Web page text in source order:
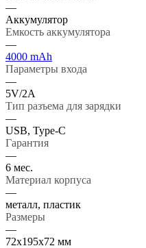
—
Аккумулятор
Емкость аккумулятора
—
4000 mAh
Параметры входа
—
5V/2А
Тип разъема для зарядки
—
USB, Type-C
Гарантия
—
6 мес.
Материал корпуса
—
металл, пластик
Размеры
—
72х195х72 мм